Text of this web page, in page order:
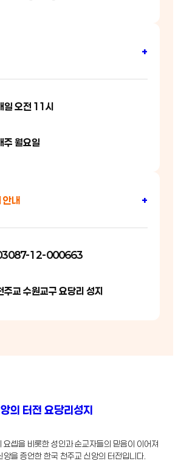
+
일 오전 11시
주 월요일
안내 +
12-000663
주교 수원교구 요당리 성지
의 터전 요당리성지
요셉을 비롯한 성인과 순교자들의 믿음이 이어져
앙을 증언한 한국 천주교 신앙의 터전입니다.